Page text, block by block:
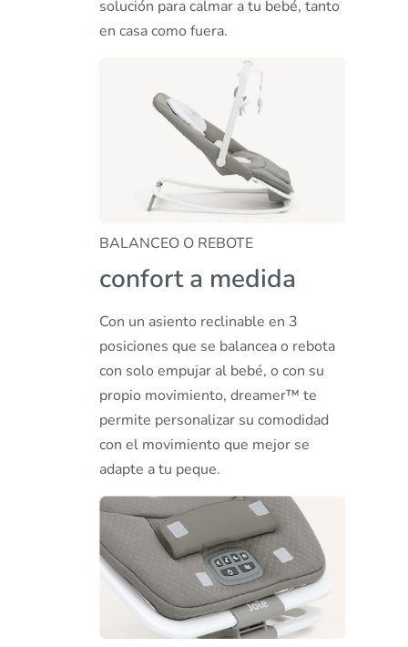
solución para calmar a tu bebé, tanto
en casa como fuera.
BALANCEO O REBOTE
confort a medida
Con un asiento reclinable en 3
posiciones que se balancea o rebota
con solo empujar al bebé, o con su
propio movimiento, dreamer™ te
permite personalizar su comodidad
con el movimiento que mejor se
adapte a tu peque.